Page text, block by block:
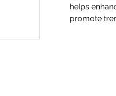
helps
promote